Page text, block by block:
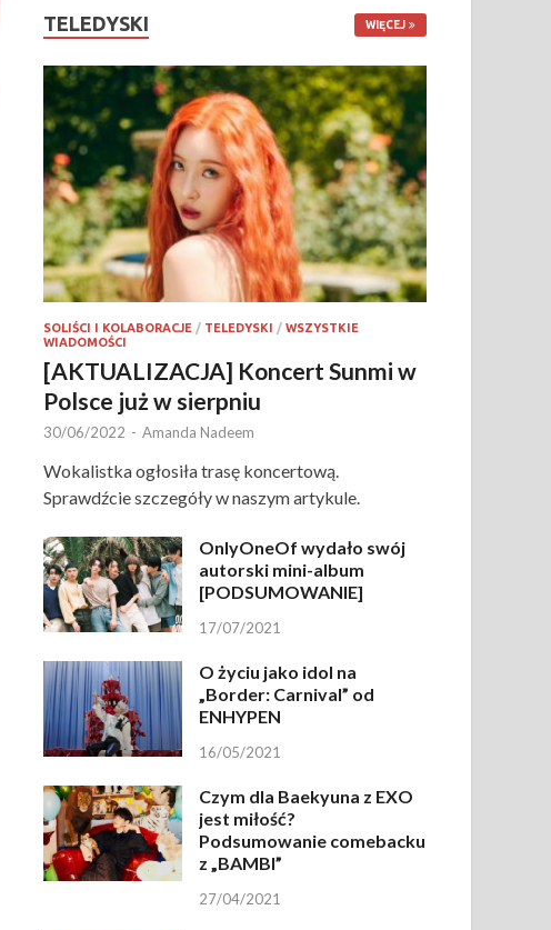
TELEDYSKI WIĘCEJ
SOLIŚCI I KOLABORACJE / TELEDYSKI /WSZYSTKIE
WIADOMOŚCI
[AKTUALIZACJA] Koncert Sunmi w
Polsce już w sierpniu
30/06/2022 - Amanda Nadeem
Wokalistka ogłosiła trasę koncertową.
Sprawdźcie szczegóły w naszym artykule.
OnlyOneOf wydało swój
autorski mini-album
[PODSUMOWANIE]
17/07/2021
O życiu jako idol na
„Border: Carnival” od
ENHYPEN
16/05/2021
Czym dla Baekyuna z EXO
jest miłość?
Podsumowanie comebacku
z „BAMBI”
27/04/2021